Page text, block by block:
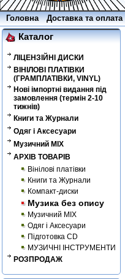
Головна Доставка та оплата
Каталог
ЛІЦЕНЗІЙНІ ДИСКИ
ВІНІЛОВІ ПЛАТІВКИ
(ГРАМПЛАТІВКИ, VINYL)
Нові імпортні видання під
замовлення (термін 2-10
тижнів)
Книги та Журнали
Одяг і Аксесуари
Музичний MIX
АРХІВ ТОВАРІВ
Вінілові платівки
Книги та Журнали
Компакт-диски
Музика без опису
Музичний MIX
Одяг і Аксесуари
Підготовка CD
МУЗИЧНІ ІНСТРУМЕНТИ
РОЗПРОДАЖ